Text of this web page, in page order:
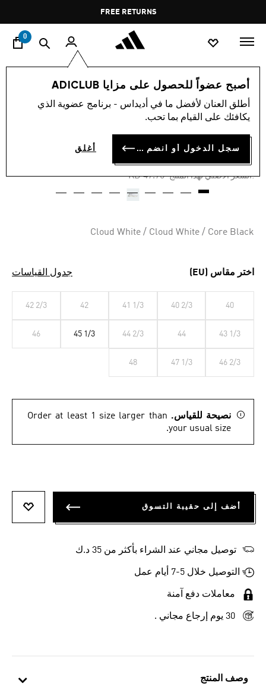
Pause
promotion
rotation
FREE RETURNS
0
أصبح عضواً للحصول على مزايا ADICLUB
أطلق العنان لأفضل ما في أديداس - برنامج عضوية الذي
يكافئك على القيام بما تحب.
سجل الدخول أو انضم الآن أغلق
وصف المنتج
الرجال أحذية
-30%
حذاء PUREBOOST 23
KD 31.04
:السعر الأصلي لهذا المنتج Price reduced from
KD 47.75
to
Cloud White / Cloud White / Core Black
اختر مقاس (EU) جدول القياسات
40
40 2/3
41 1/3
42
42 2/3
43 1/3
44
44 2/3
45 1/3
46
46 2/3
47 1/3
48
نصيحة للقياس. Order at least 1 size larger than
your usual size.
أضف إلى حقيبة التسوق
توصيل مجاني عند الشراء بأكثر من 35 د.ك
التوصيل خلال 5-7 أيام عمل
معاملات دفع آمنة